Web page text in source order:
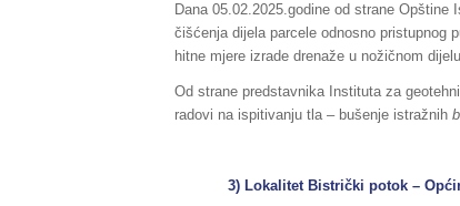
Dana 05.02.2025.godine od strane
čišćenja dijela parcele odnosno pristupnog
hitne mjere izrade drenaže u nožičnom
Od strane predstavnika Instituta za
radovi na ispitivanju tla – bušenje istražnih
3) Lokalitet Bistrički potok – Općina